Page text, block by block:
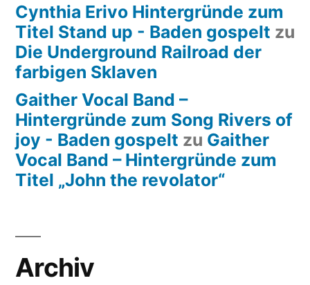
Cynthia Erivo Hintergründe zum
Titel Stand up - Baden gospelt zu
Die Underground Railroad der
farbigen Sklaven
Gaither Vocal Band –
Hintergründe zum Song Rivers of
joy - Baden gospelt zu Gaither
Vocal Band – Hintergründe zum
Titel „John the revolator“
Archiv